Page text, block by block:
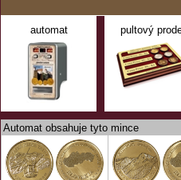
automat pultový
Automat obsahuje tyto mince